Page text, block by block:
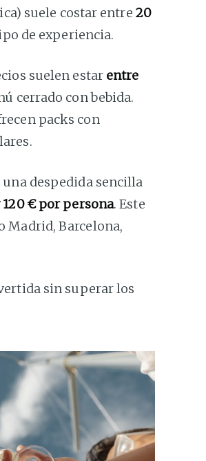
suele costar entre 20
de experiencia.
suelen estar entre
cerrado con bebida.
packs con
despedida sencilla
120 € por persona. Este
Madrid, Barcelona,
sin superar los